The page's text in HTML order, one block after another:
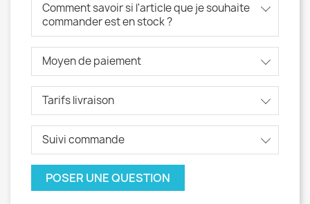
Comment savoir si l'article que je souhaite
commander est en stock ?
Moyen de paiement
Tarifs livraison
Suivi commande
POSER UNE QUESTION